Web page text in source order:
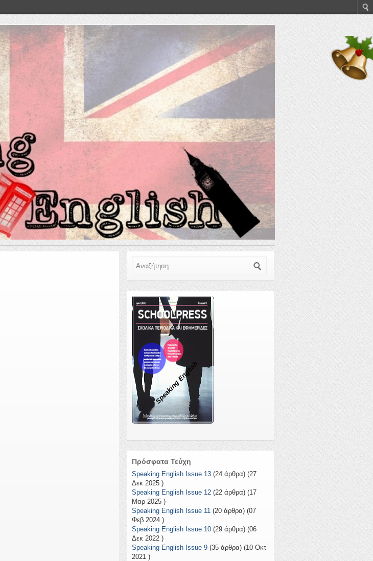
Speaking English
Πρόσφατα Τεύχη
Speaking English Issue 13 (24 άρθρα) (27
Δεκ 2025 )
Speaking English Issue 12 (22 άρθρα) (17
Μαρ 2025 )
Speaking English Issue 11 (20 άρθρα) (07
Φεβ 2024 )
Speaking English Issue 10 (29 άρθρα) (06
Δεκ 2022 )
Speaking English Issue 9 (35 άρθρα) (10 Οκτ
2021 )